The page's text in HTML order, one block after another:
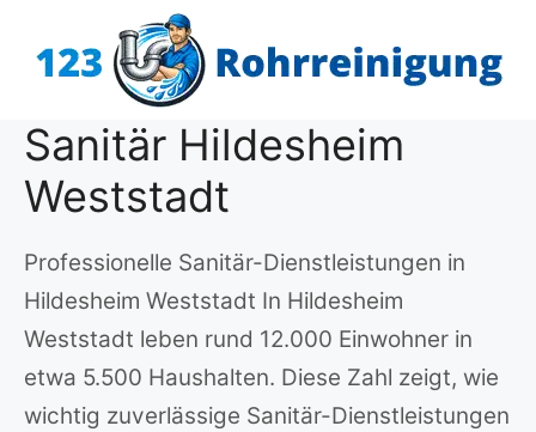
Inhalt
Sanitär Hildesheim
Weststadt
Professionelle Sanitär-Dienstleistungen in
Hildesheim Weststadt In Hildesheim
Weststadt leben rund 12.000 Einwohner in
etwa 5.500 Haushalten. Diese Zahl zeigt, wie
wichtig zuverlässige Sanitär-Dienstleistungen